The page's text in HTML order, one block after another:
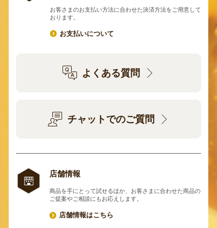
お客さまのお支払い方法に合わせた決済方法をご用意して
おります。
お支払いについて
よくある質問
チャットでのご質問
店舗情報
商品を手にとって試せるほか、お客さまに合わせた商品の
ご提案やご相談にもお応えします。
店舗情報はこちら